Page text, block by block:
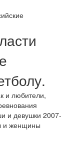
и любители,
и девушки 2007-
и женщины